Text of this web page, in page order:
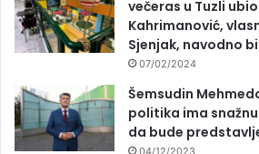
večeras u Tuzli
Kahrimanović,
Sjenjak, navodno
07/02/2024
Šemsudin
politika ima
da bude
04/12/2023